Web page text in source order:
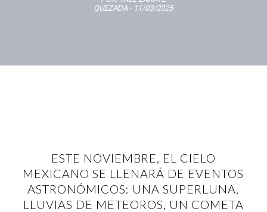
QUEZADA - 11/03/2025
ESTE NOVIEMBRE, EL CIELO
MEXICANO SE LLENARÁ DE EVENTOS
ASTRONÓMICOS: UNA SUPERLUNA,
LLUVIAS DE METEOROS, UN COMETA